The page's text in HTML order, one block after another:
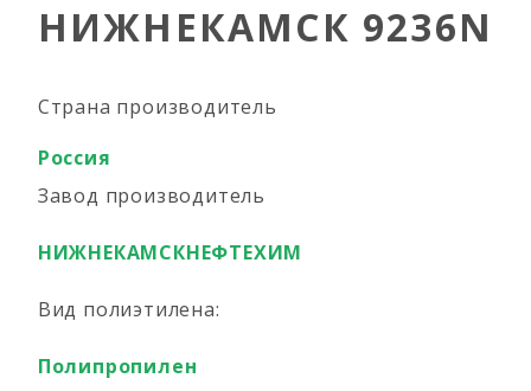
НИЖНЕКАМСК 9236N
Страна производитель
Россия
Завод производитель
НИЖНЕКАМСКНЕФТЕХИМ
Вид полиэтилена:
Полипропилен